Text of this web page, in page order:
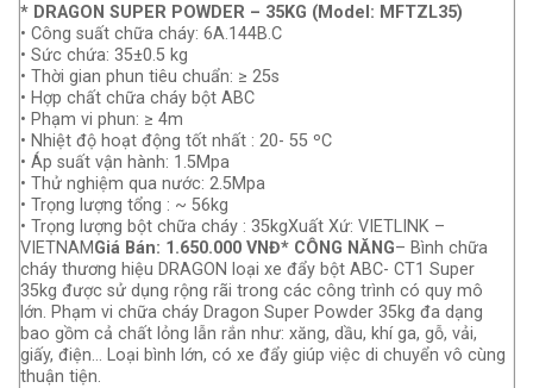
* DRAGON SUPER POWDER – 35KG (Model: MFTZL35)
• Công suất chữa cháy: 6A.144B.C
• Sức chứa: 35±0.5 kg
• Thời gian phun tiêu chuẩn: ≥ 25s
• Hợp chất chữa cháy bột ABC
• Phạm vi phun: ≥ 4m
• Nhiệt độ hoạt động tốt nhất : 20- 55 ºC
• Áp suất vận hành: 1.5Mpa
• Thử nghiệm qua nước: 2.5Mpa
• Trọng lượng tổng : ~ 56kg
• Trọng lượng bột chữa cháy : 35kgXuất Xứ: VIETLINK –
VIETNAMGiá Bán: 1.650.000 VNĐ* CÔNG NĂNG– Bình chữa
cháy thương hiệu DRAGON loại xe đẩy bột ABC- CT1 Super
35kg được sử dụng rộng rãi trong các công trình có quy mô
lớn. Phạm vi chữa cháy Dragon Super Powder 35kg đa dạng
bao gồm cả chất lỏng lẫn rắn như: xăng, dầu, khí ga, gỗ, vải,
giấy, điện… Loại bình lớn, có xe đẩy giúp việc di chuyển vô cùng
thuận tiện.